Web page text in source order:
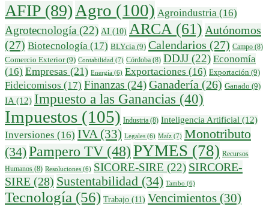
AFIP (89) Agro (100) Agroindustria (16)
Agrotecnología (22) AI (10) ARCA(61) Autónomos
(27) Biotecnología (17) BLYcia (9) Calendarios (27) Campo (8)
Comercio Exterior(9) Contabilidad (7) Córdoba (8) DDJJ (22) Economía
(16) Empresas (21) Energía (6) Exportaciones (16) Exportación (9)
Fideicomisos (17) Finanzas (24)Ganadería (26) Ganado (9)
IA (12) Impuesto a las Ganancias (40)
Impuestos (105) Industria (8) Inteligencia Artificial (12)
Inversiones (16) IVA(33) Legales (6) Maíz (7) Monotributo
(34)Pampero TV (48)PYMES (78) Recursos
Humanos (8) Resoluciones (6) SICORE-SIRE (22) SIRCORE-
SIRE (28) Sustentabilidad (34) Tambo (6)
Tecnología (56) Trabajo (11) Vencimientos (30)